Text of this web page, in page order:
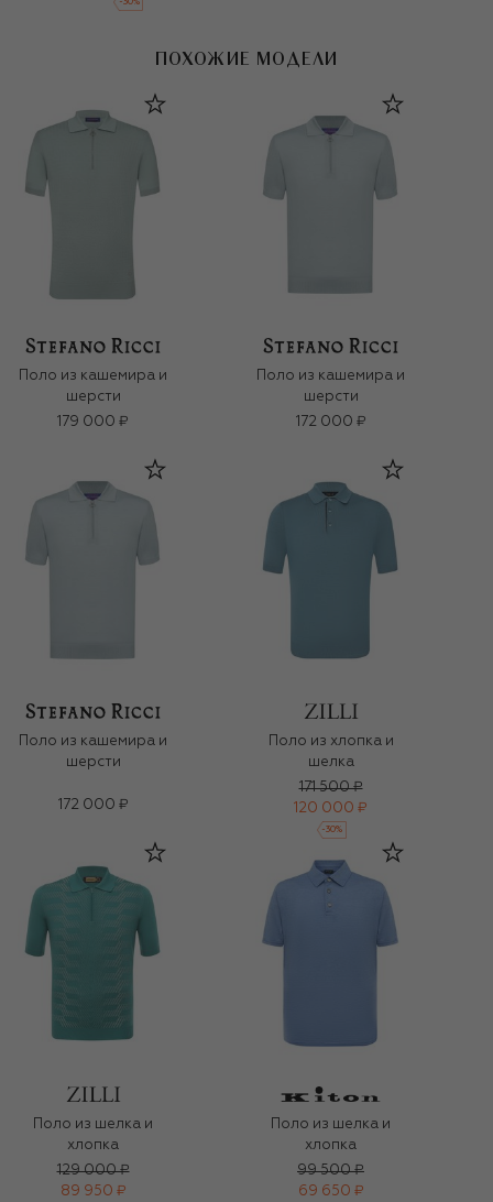
-30%
ПОХОЖИЕ МОДЕЛИ
Поло из кашемира и
шерсти
179 000 ₽
Поло из кашемира и
шерсти
172 000 ₽
Поло из кашемира и
шерсти
172 000 ₽
Поло из хлопка и
шелка
171 500 ₽
120 000 ₽
-30%
Поло из шелка и
хлопка
129 000 ₽
89 950 ₽
Поло из шелка и
хлопка
99 500 ₽
69 650 ₽